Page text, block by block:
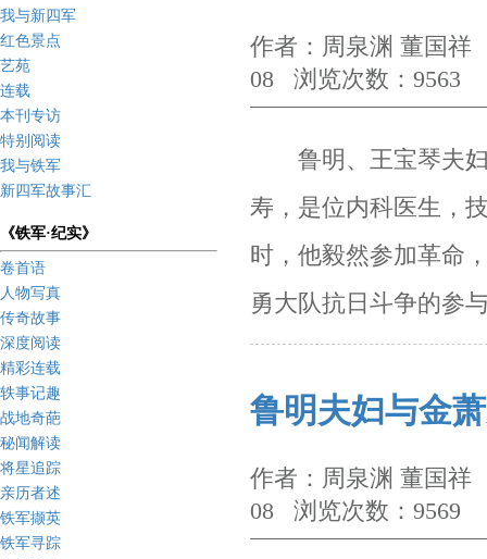
我与新四军
红色景点
艺苑
连载
本刊专访
特别阅读
我与铁军
新四军故事汇
《铁军·纪实》
卷首语
人物写真
传奇故事
深度阅读
精彩连载
轶事记趣
战地奇葩
秘闻解读
将星追踪
亲历者述
铁军撷英
铁军寻踪
作者：周泉渊 董国
08 浏览次数：9563
鲁明、王宝琴夫妇
寿，是位内科医生，
时，他毅然参加革命
勇大队抗日斗争的参
鲁明夫妇与金
作者：周泉渊 董国
08 浏览次数：9569